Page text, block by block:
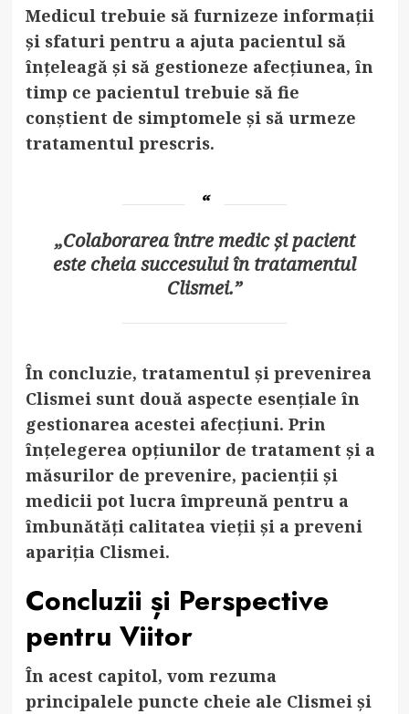
Medicul trebuie să furnizeze informații
și sfaturi pentru a ajuta pacientul să
înțeleagă și să gestioneze afecțiunea, în
timp ce pacientul trebuie să fie
conștient de simptomele și să urmeze
tratamentul prescris.
„Colaborarea între medic și pacient
este cheia succesului în tratamentul
Clismei.”
În concluzie, tratamentul și prevenirea
Clismei sunt două aspecte esențiale în
gestionarea acestei afecțiuni. Prin
înțelegerea opțiunilor de tratament și a
măsurilor de prevenire, pacienții și
medicii pot lucra împreună pentru a
îmbunătăți calitatea vieții și a preveni
apariția Clismei.
Concluzii și Perspective
pentru Viitor
În acest capitol, vom rezuma
principalele puncte cheie ale Clismei și